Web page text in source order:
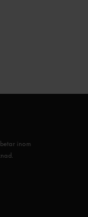
inom